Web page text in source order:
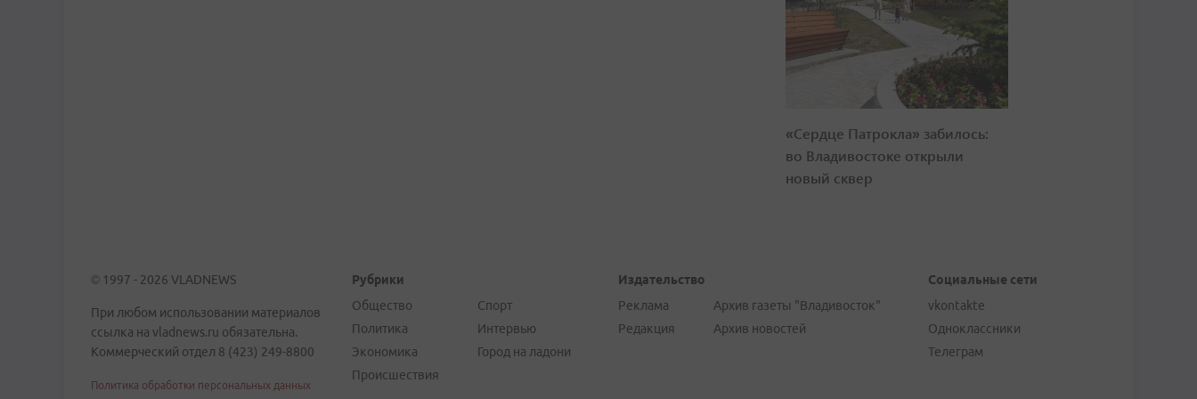
«Сердце Патрокла» забилось:
во Владивостоке открыли
новый сквер
© 1997 - 2026 VLADNEWS
При любом использовании материалов
ссылка на vladnews.ru обязательна.
Коммерческий отдел 8 (423) 249-8800
Политика обработки персональных данных
Рубрики
Общество
Политика
Экономика
Происшествия
Спорт
Интервью
Город на ладони
Издательство
Реклама
Редакция
Архив газеты "Владивосток"
Архив новостей
Социальные сети
vkontakte
Одноклассники
Телеграм